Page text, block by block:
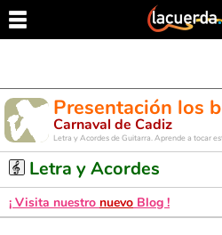
Presentación los
Carnaval de Cadiz
Letra y Acordes de Guitarra. Aprende a tocar
Letra y Acordes
¡ Visita nuestro nuevo Blog !